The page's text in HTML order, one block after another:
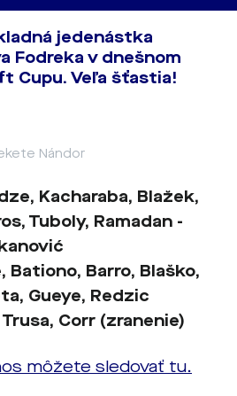
jedenástka
Fodreka v dnešnom
Cupu. Veľa šťastia!
Nándor
Kacharaba, Blažek,
Tuboly, Ramadan -
Bationo, Barro, Blaško,
Gueye, Redzic
Trusa, Corr (zranenie)
môžete sledovať tu.